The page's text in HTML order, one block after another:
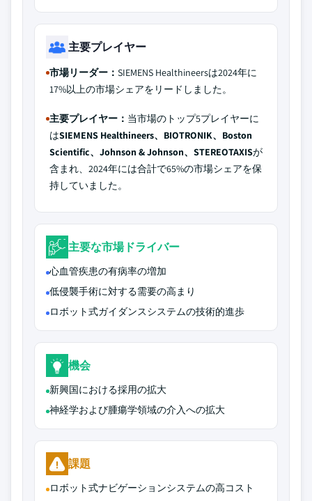
主要プレイヤー
市場リーダー： SIEMENS Healthineersは2024年に
17%以上の市場シェアをリードしました。
主要プレイヤー： 当市場のトップ5プレイヤーに
はSIEMENS Healthineers、BIOTRONIK、Boston
Scientific、Johnson & Johnson、STEREOTAXISが
含まれ、2024年には合計で65%の市場シェアを保
持していました。
主要な市場ドライバー
心血管疾患の有病率の増加
低侵襲手術に対する需要の高まり
ロボット式ガイダンスシステムの技術的進歩
機会
新興国における採用の拡大
神経学および腫瘍学領域の介入への拡大
課題
ロボット式ナビゲーションシステムの高コスト